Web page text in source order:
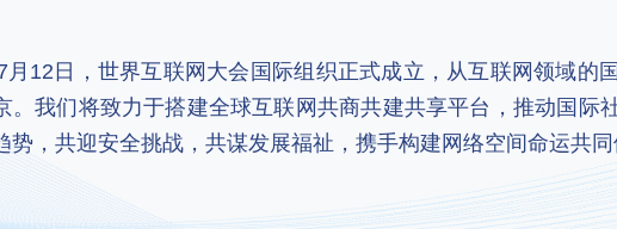
月12日，世界互联网大会国际组织正式成立，从互联网领域的
。我们将致力于搭建全球互联网共商共建共享平台，推动国际
势，共迎安全挑战，共谋发展福祉，携手构建网络空间命运共同